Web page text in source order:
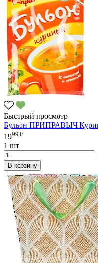
Быстрый просмотр
Бульон ПРИПРАВЫЧ
1999 ₽
1 шт
В корзину